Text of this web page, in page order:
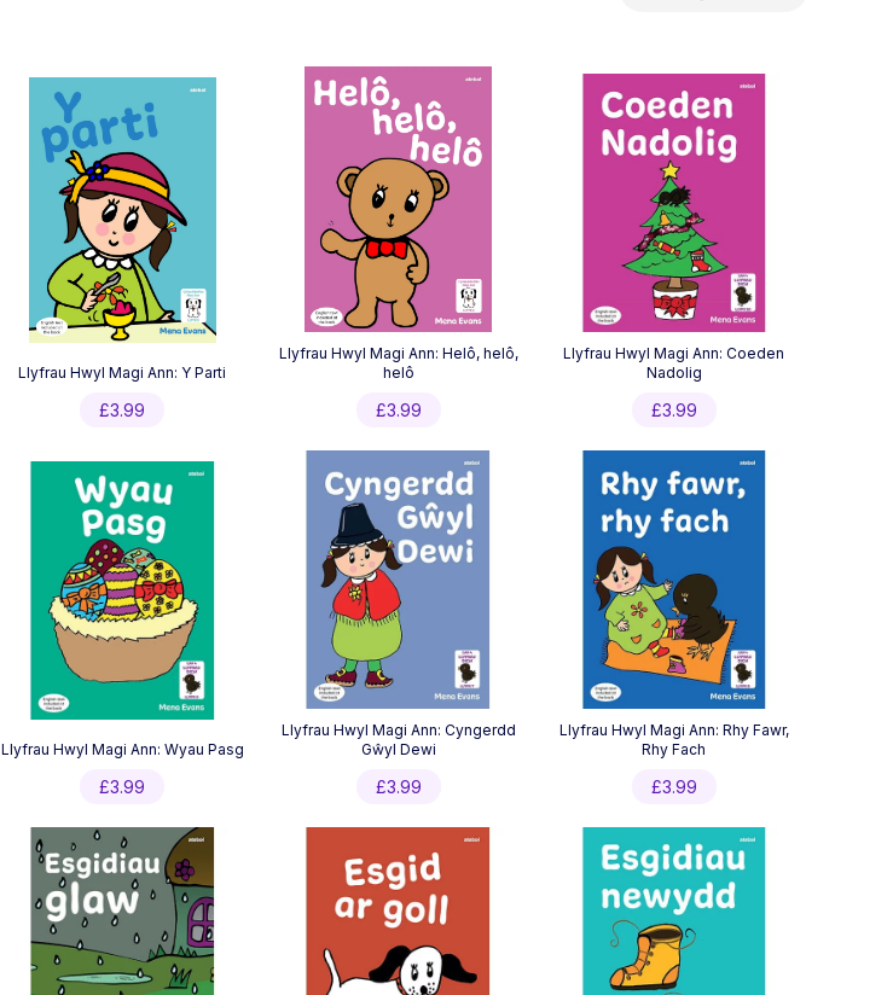
latest
Llyfrau Hwyl Magi Ann: Y Parti
£3.99
Llyfrau Hwyl Magi Ann: Helô, helô,
helô
£3.99
Llyfrau Hwyl Magi Ann: Coeden
Nadolig
£3.99
Llyfrau Hwyl Magi Ann: Wyau Pasg
£3.99
Llyfrau Hwyl Magi Ann: Cyngerdd
Gŵyl Dewi
£3.99
Llyfrau Hwyl Magi Ann: Rhy Fawr,
Rhy Fach
£3.99